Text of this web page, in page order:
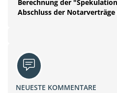
Berechnung der
Abschluss der
NEUESTE KOMMENTARE